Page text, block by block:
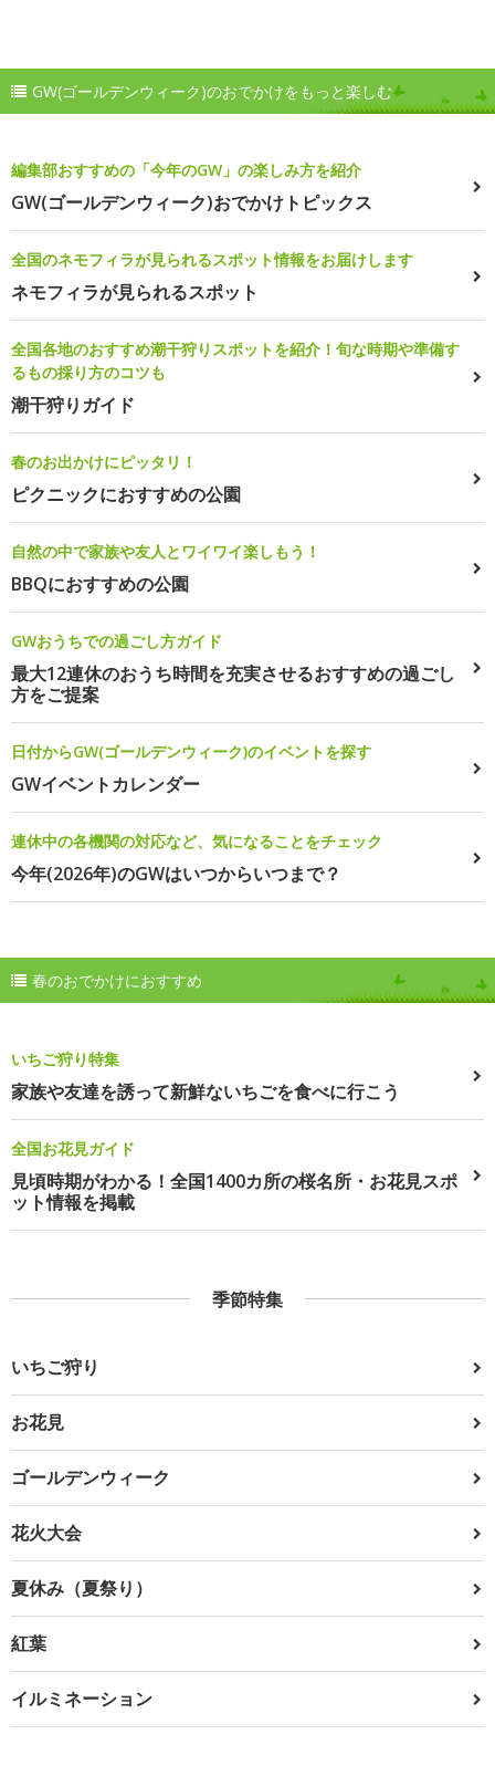
GW(ゴールデンウィーク)のおでかけをもっと楽しむ
編集部おすすめの「今年のGW」の楽しみ方を紹介
GW(ゴールデンウィーク)おでかけトピックス
全国のネモフィラが見られるスポット情報をお届けします
ネモフィラが見られるスポット
全国各地のおすすめ潮干狩りスポットを紹介！旬な時期や準備す
るもの採り方のコツも
潮干狩りガイド
春のお出かけにピッタリ！
ピクニックにおすすめの公園
自然の中で家族や友人とワイワイ楽しもう！
BBQにおすすめの公園
GWおうちでの過ごし方ガイド
最大12連休のおうち時間を充実させるおすすめの過ごし
方をご提案
日付からGW(ゴールデンウィーク)のイベントを探す
GWイベントカレンダー
連休中の各機関の対応など、気になることをチェック
今年(2026年)のGWはいつからいつまで？
春のおでかけにおすすめ
いちご狩り特集
家族や友達を誘って新鮮ないちごを食べに行こう
全国お花見ガイド
見頃時期がわかる！全国1400カ所の桜名所・お花見スポ
ット情報を掲載
季節特集
いちご狩り
お花見
ゴールデンウィーク
花火大会
夏休み（夏祭り）
紅葉
イルミネーション